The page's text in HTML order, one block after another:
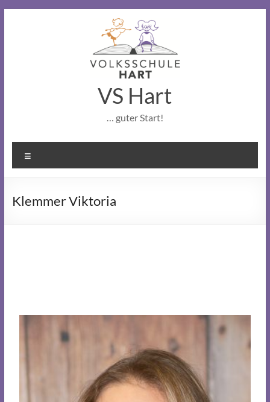
content
VS Hart
… guter Start!
Klemmer Viktoria